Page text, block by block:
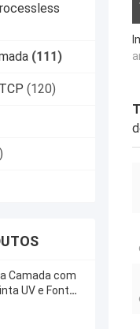
(111)
(120)
Camada com
UV e Fonte